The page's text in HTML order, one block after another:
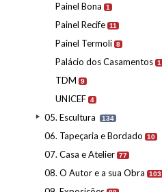
Painel Bona 1
Painel Recife 11
Painel Termoli 8
Palácio dos Casamentos 1
TDM 9
UNICEF 4
05. Escultura 134
06. Tapeçaria e Bordado 10
07. Casa e Atelier 77
08. O Autor e a sua Obra 103